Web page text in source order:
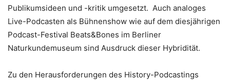
Publikumsideen und -kritik umgesetzt. Auch analoges
Live-Podcasten als Bühnenshow wie auf dem diesjährigen
Podcast-Festival Beats&Bones im Berliner
Naturkundemuseum sind Ausdruck dieser Hybridität.
Zu den Herausforderungen des History-Podcastings